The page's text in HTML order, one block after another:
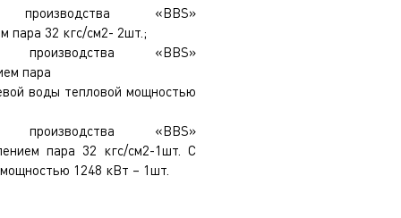
«BBS»
пара 32 кгс/см2- 2шт.;
производства «BBS»
пара
воды тепловой мощностью
производства «BBS»
пара 32 кгс/см2-1шт. С
1248 кВт – 1шт.